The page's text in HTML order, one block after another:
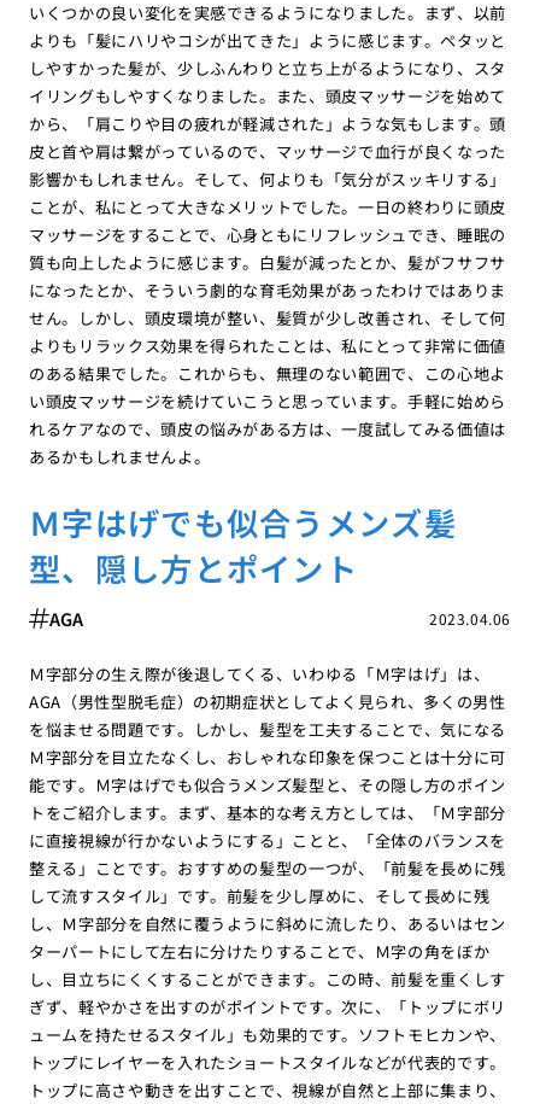
いくつかの良い変化を実感できるようになりました。まず、以前
よりも「髪にハリやコシが出てきた」ように感じます。ペタッと
しやすかった髪が、少しふんわりと立ち上がるようになり、スタ
イリングもしやすくなりました。また、頭皮マッサージを始めて
から、「肩こりや目の疲れが軽減された」ような気もします。頭
皮と首や肩は繋がっているので、マッサージで血行が良くなった
影響かもしれません。そして、何よりも「気分がスッキリする」
ことが、私にとって大きなメリットでした。一日の終わりに頭皮
マッサージをすることで、心身ともにリフレッシュでき、睡眠の
質も向上したように感じます。白髪が減ったとか、髪がフサフサ
になったとか、そういう劇的な育毛効果があったわけではありま
せん。しかし、頭皮環境が整い、髪質が少し改善され、そして何
よりもリラックス効果を得られたことは、私にとって非常に価値
のある結果でした。これからも、無理のない範囲で、この心地よ
い頭皮マッサージを続けていこうと思っています。手軽に始めら
れるケアなので、頭皮の悩みがある方は、一度試してみる価値は
あるかもしれませんよ。
Ｍ字はげでも似合うメンズ髪
型、隠し方とポイント
2023.04.06
AGA
Ｍ字部分の生え際が後退してくる、いわゆる「Ｍ字はげ」は、
AGA（男性型脱毛症）の初期症状としてよく見られ、多くの男性
を悩ませる問題です。しかし、髪型を工夫することで、気になる
Ｍ字部分を目立たなくし、おしゃれな印象を保つことは十分に可
能です。Ｍ字はげでも似合うメンズ髪型と、その隠し方のポイン
トをご紹介します。まず、基本的な考え方としては、「Ｍ字部分
に直接視線が行かないようにする」ことと、「全体のバランスを
整える」ことです。おすすめの髪型の一つが、「前髪を長めに残
して流すスタイル」です。前髪を少し厚めに、そして長めに残
し、Ｍ字部分を自然に覆うように斜めに流したり、あるいはセン
ターパートにして左右に分けたりすることで、Ｍ字の角をぼか
し、目立ちにくくすることができます。この時、前髪を重くしす
ぎず、軽やかさを出すのがポイントです。次に、「トップにボリ
ュームを持たせるスタイル」も効果的です。ソフトモヒカンや、
トップにレイヤーを入れたショートスタイルなどが代表的です。
トップに高さや動きを出すことで、視線が自然と上部に集まり、